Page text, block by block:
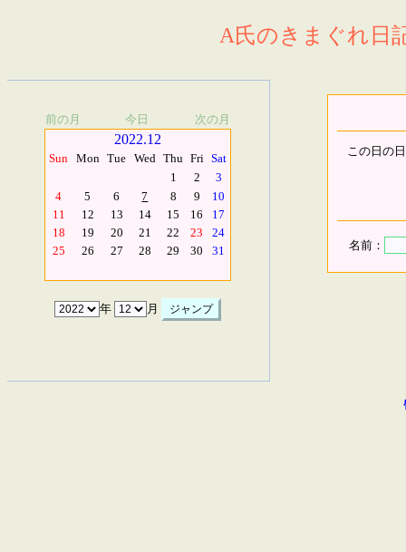
A氏のきまぐれ日
前の月 今日 次の月
2022.12
Sun Mon Tue Wed Thu Fri Sat
1
2
3
4
5 6 7 8 9
10
11
12 13 14 15 16
17
18
19 20 21 22 23
24
25
26 27 28 29 30 31
年 月
この日の
名前：